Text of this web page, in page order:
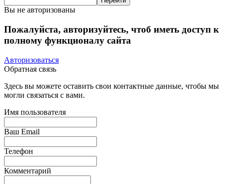
Вы не авторизованы
Пожалуйста, авторизуйтесь, чтоб иметь доступ к
полному функционалу сайта
Авторизоваться
Обратная связь
Здесь вы можете оставить свои контактные данные, чтобы мы
могли связаться с вами.
Имя пользователя
Ваш Email
Телефон
Комментарий